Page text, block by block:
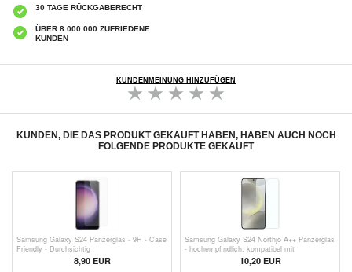
30 TAGE RÜCKGABERECHT
ÜBER 8.000.000 ZUFRIEDENE
KUNDEN
KUNDENMEINUNG HINZUFÜGEN
KUNDEN, DIE DAS PRODUKT GEKAUFT HABEN, HABEN AUCH NOCH
FOLGENDE PRODUKTE GEKAUFT
Samsung Galaxy S24 Panzerglas - 9H - Case
Friendly - Durchsichtig
8,90 EUR
Samsung Galaxy S24 Northjo A++ Panzerglas
- hochempfindlich, kompatibel mit
Fingerabdruckentriegelung
10,20 EUR